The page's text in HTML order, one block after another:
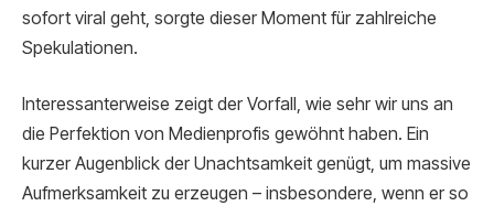
sofort viral geht, sorgte dieser Moment für zahlreiche
Spekulationen.
Interessanterweise zeigt der Vorfall, wie sehr wir uns an
die Perfektion von Medienprofis gewöhnt haben. Ein
kurzer Augenblick der Unachtsamkeit genügt, um massive
Aufmerksamkeit zu erzeugen – insbesondere, wenn er so